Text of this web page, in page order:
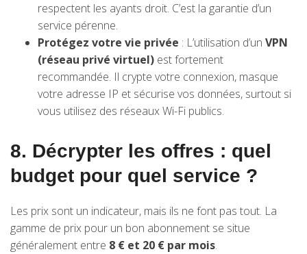
respectent les ayants droit. C’est la garantie d’un
service pérenne.
Protégez votre vie privée : L’utilisation d’un VPN
(réseau privé virtuel) est fortement
recommandée. Il crypte votre connexion, masque
votre adresse IP et sécurise vos données, surtout si
vous utilisez des réseaux Wi-Fi publics.
8. Décrypter les offres : quel
budget pour quel service ?
Les prix sont un indicateur, mais ils ne font pas tout. La
gamme de prix pour un bon abonnement se situe
généralement entre 8 € et 20 € par mois.